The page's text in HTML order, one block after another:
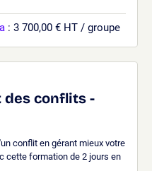
: 3 700,00 € HT / groupe
des conflits -
conflit en gérant mieux votre
cette formation de 2 jours en